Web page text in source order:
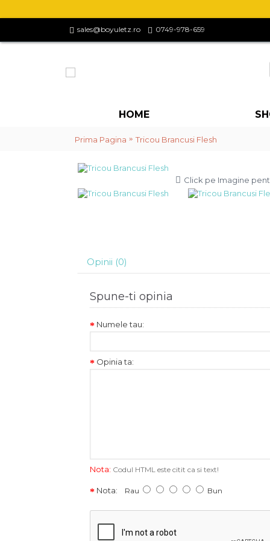
sales@boyuletz.ro 0749-978-659
HOME
Prima Pagina Tricou Brancusi Flesh
Click pe Imagine
Opinii (0)
Spune-ti opinia
Numele tau:
Opinia ta:
Nota: Codul HTML este citit ca si text!
Nota: Rau Bun